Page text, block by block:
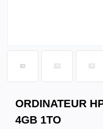
ORDINATEUR
4GB 1TO